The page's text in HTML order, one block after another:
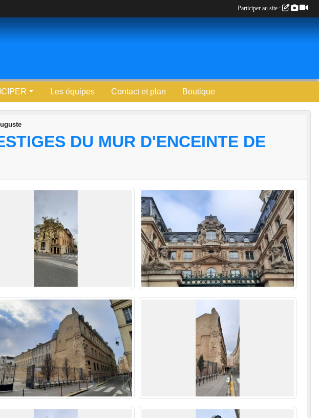
Les équipes Contact et plan Boutique
DU MUR D'ENCEINTE DE
Participer au site :